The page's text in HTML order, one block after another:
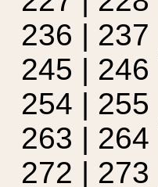
236 | 237
245 | 246
254 | 255
263 | 264
272 | 273